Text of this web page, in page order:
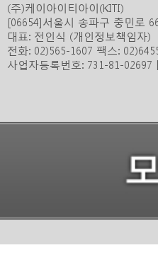
(주)케이아이티아이(KITI)
[06654]서울시 송파구 충민로
대표: 전인식 (개인정보책임자)
전화: 02)565-1607 팩스:
사업자등록번호: 731-81-